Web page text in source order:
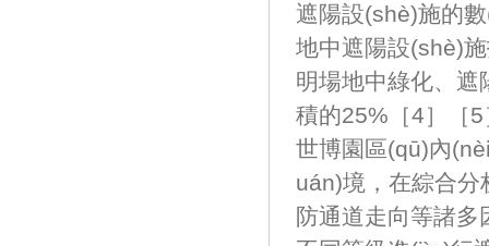
遮陽設(shè)施的數
地中遮陽設(shè)
明場地中綠化、
積的25%［4］［5
世博園區(qū)內
uán)境，在綜
防通道走向等諸多